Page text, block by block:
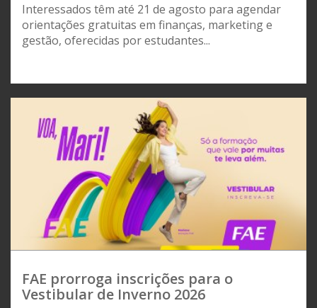
Interessados têm até 21 de agosto para agendar
orientações gratuitas em finanças, marketing e
gestão, oferecidas por estudantes...
FAE prorroga inscrições para o
Vestibular de Inverno 2026